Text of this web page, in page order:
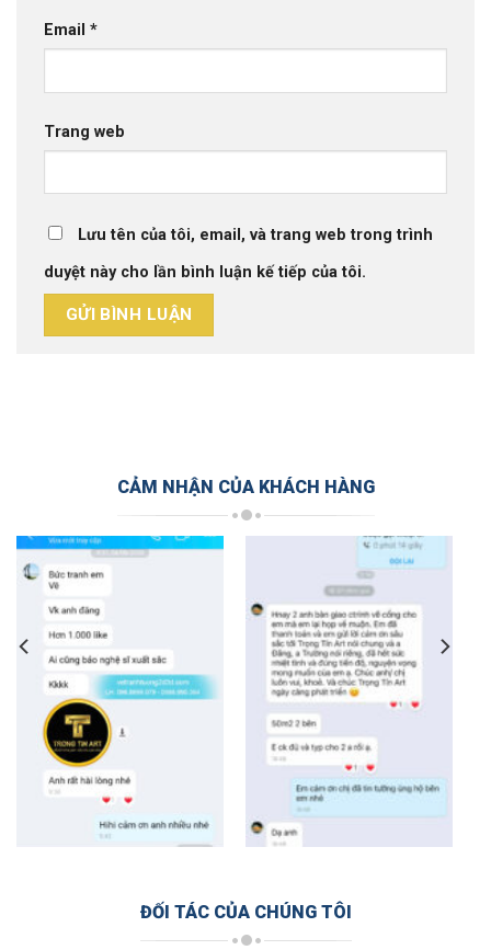
Email *
Trang web
Lưu tên của tôi, email, và trang web trong trình
duyệt này cho lần bình luận kế tiếp của tôi.
CẢM NHẬN CỦA KHÁCH HÀNG
ĐỐI TÁC CỦA CHÚNG TÔI